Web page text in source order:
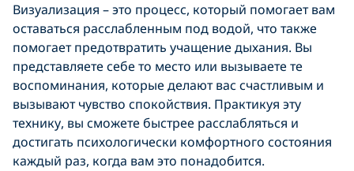
Визуализация – это процесс, который помогает вам
оставаться расслабленным под водой, что также
помогает предотвратить учащение дыхания. Вы
представляете себе то место или вызываете те
воспоминания, которые делают вас счастливым и
вызывают чувство спокойствия. Практикуя эту
технику, вы сможете быстрее расслабляться и
достигать психологически комфортного состояния
каждый раз, когда вам это понадобится.